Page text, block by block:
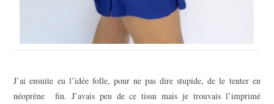
J’ai ensuite eu l’idée folle, pour ne pas dire stupide, de le tenter en
néoprène fin. J’avais peu de ce tissu mais je trouvais l’imprimé